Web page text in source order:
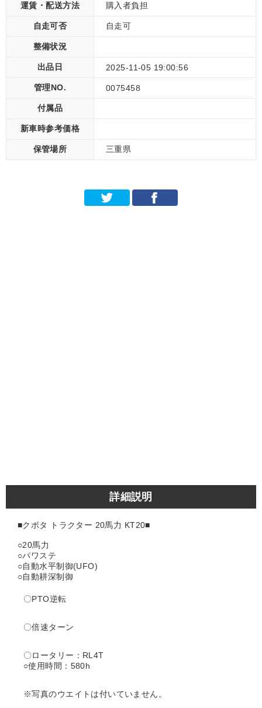
運賃・配送方法 購入者負担
自走可否 自走可
整備状況
出品日 2025-11-05 19:00:56
管理NO. 0075458
付属品
新車時参考価格
保管場所 三重県
詳細説明
■クボタ トラクター 20馬力 KT20■
○20馬力
○パワステ
○自動水平制御(UFO)
○自動耕深制御
〇PTO逆転
〇倍速ターン
〇ロータリー：RL4T
○使用時間：580h
※写真のウエイトは付いていません。